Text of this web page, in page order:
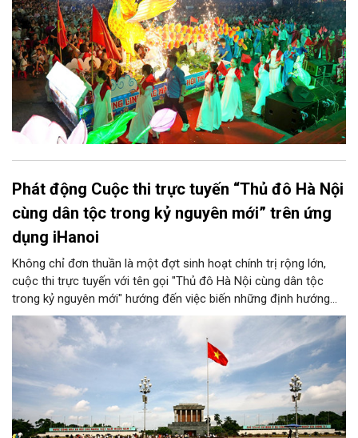
Phát động Cuộc thi trực tuyến “Thủ đô Hà Nội
cùng dân tộc trong kỷ nguyên mới” trên ứng
dụng iHanoi
Không chỉ đơn thuần là một đợt sinh hoạt chính trị rộng lớn,
cuộc thi trực tuyến với tên gọi "Thủ đô Hà Nội cùng dân tộc
trong kỷ nguyên mới" hướng đến việc biến những định hướng
chiến lược trong Nghị quyết số 02-NQ/TW của Bộ Chính trị
thành niềm tin, thành nhận thức chung của mỗi người dân.